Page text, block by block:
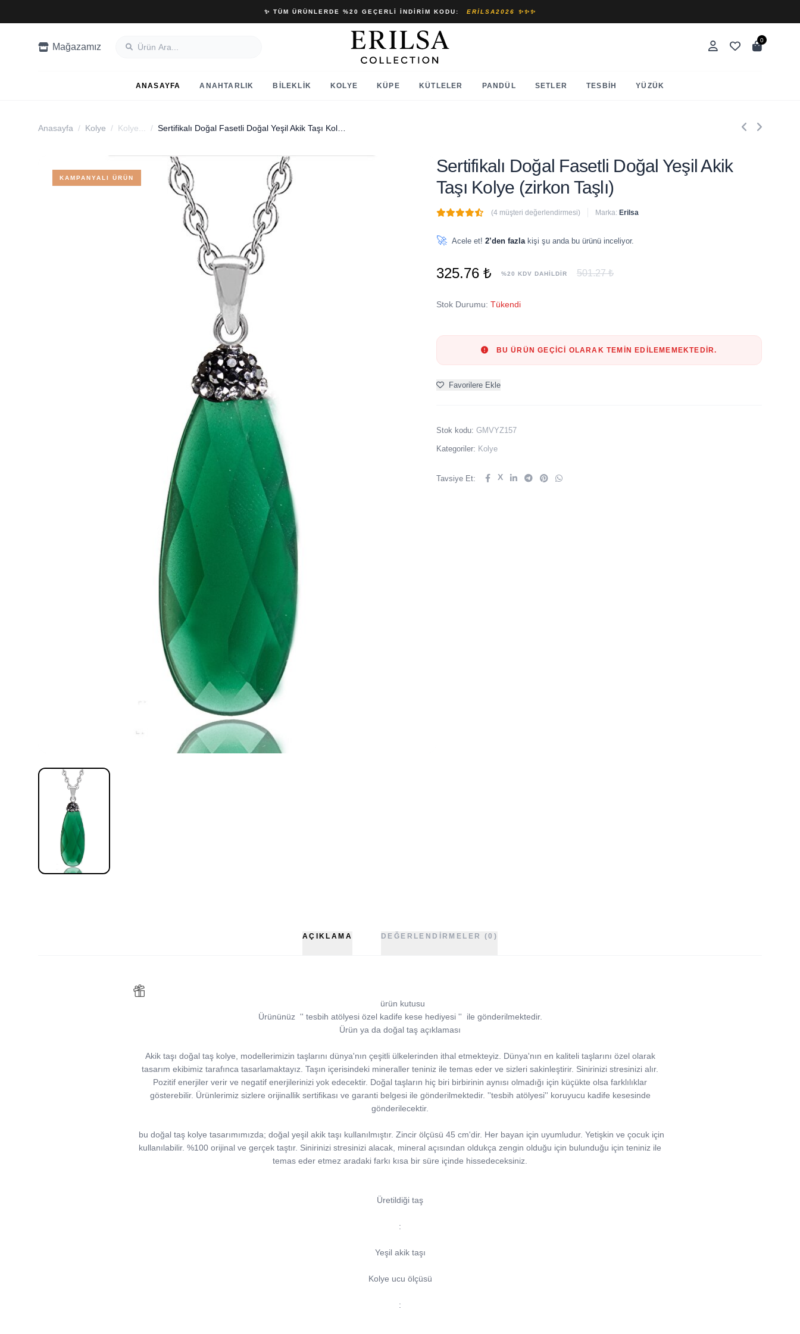
✨ TÜM ÜRÜNLERDE %20 GEÇERLI İNDIRIM KODU: ERILSA2026 ✨✨✨
Mağazamız
0
ANASAYFA ANAHTARLIK BILEKLIK KOLYE KÜPE KÜTLELER PANDÜL SETLER TESBIH YÜZÜK
Anasayfa / Kolye / Kolye... /
KAMPANYALI ÜRÜN
Sertifikalı Doğal Fasetli Doğal Yeşil Akik
Taşı Kolye (zirkon Taşlı)
(4 müşteri değerlendirmesi) Marka: Erilsa
🚀 Acele et! 2’den fazlakişi şu anda bu ürünü inceliyor.
325.76 ₺ %20 KDV DAHİLDİR 501.27 ₺
Stok Durumu: Tükendi
BU ÜRÜN GEÇICI OLARAK TEMIN EDILEMEMEKTEDIR.
Favorilere Ekle
Stok kodu: GMVYZ157
Kategoriler: Kolye
Tavsiye Et: X
AÇIKLAMA DEĞERLENDIRMELER (0)
ürün kutusu
Ürününüz '' tesbih atölyesi özel kadife kese hediyesi '' ile gönderilmektedir.
Ürün ya da doğal taş açıklaması
Akik taşı doğal taş kolye, modellerimizin taşlarını dünya'nın çeşitli ülkelerinden ithal etmekteyiz. Dünya'nın en kaliteli taşlarını özel olarak
tasarım ekibimiz tarafınca tasarlamaktayız. Taşın içerisindeki mineraller teniniz ile temas eder ve sizleri sakinleştirir. Sinirinizi stresinizi alır.
Pozitif enerjiler verir ve negatif enerjilerinizi yok edecektir. Doğal taşların hiç biri birbirinin aynısı olmadığı için küçükte olsa farklılıklar
gösterebilir. Ürünlerimiz sizlere orijinallik sertifikası ve garanti belgesi ile gönderilmektedir. ''tesbih atölyesi'' koruyucu kadife kesesinde
gönderilecektir.
bu doğal taş kolye tasarımımızda; doğal yeşil akik taşı kullanılmıştır. Zincir ölçüsü 45 cm'dir. Her bayan için uyumludur. Yetişkin ve çocuk için
kullanılabilir. %100 orijinal ve gerçek taştır. Sinirinizi stresinizi alacak, mineral açısından oldukça zengin olduğu için bulunduğu için teniniz ile
temas eder etmez aradaki farkı kısa bir süre içinde hissedeceksiniz.
Üretildiği taş
:
Yeşil akik taşı
Kolye ucu ölçüsü
: